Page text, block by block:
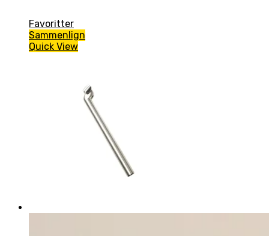
Favoritter
Sammenlign
Quick View